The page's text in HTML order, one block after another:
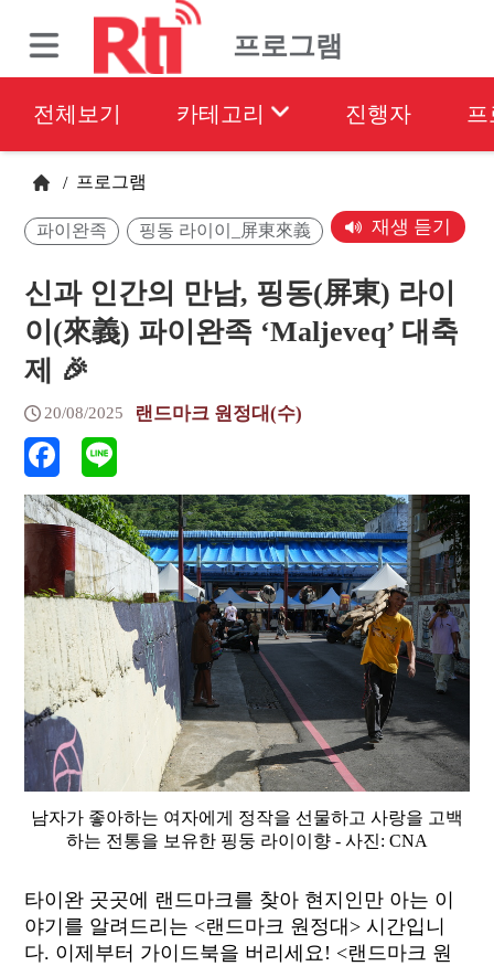
프로그램
전체보기 카테고리 진행자
/ 프로그램
파이완족 핑동 라이이_屏東來義 재생 듣기
신과 인간의 만남, 핑동(屏東) 라이
이(來義) 파이완족 ‘Maljeveq’ 대축
제 🎉
20/08/2025 랜드마크 원정대(수)
남자가 좋아하는 여자에게 정작을 선물하고 사랑을 고백
하는 전통을 보유한 핑둥 라이이향 - 사진: CNA
타이완 곳곳에 랜드마크를 찾아 현지인만 아는 이
야기를 알려드리는 <랜드마크 원정대> 시간입니
다. 이제부터 가이드북을 버리세요! <랜드마크 원